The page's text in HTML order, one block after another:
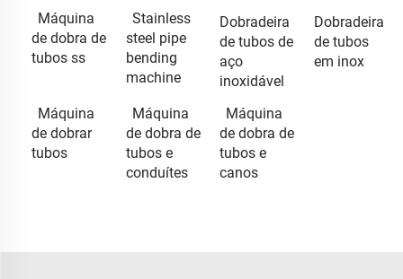
Máquina
de dobra de
tubos ss
Stainless
steel pipe
bending
machine
Dobradeira
de tubos de
aço
inoxidável
Dobradeira
de tubos
em inox
Máquina
de dobrar
tubos
Máquina
de dobra de
tubos e
conduítes
Máquina
de dobra de
tubos e
canos